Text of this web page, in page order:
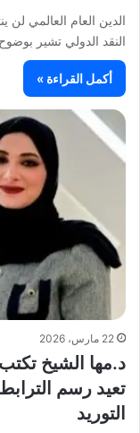
الدين العام العالمي
النقد الدولي تشير
أكمل القراءة »
22 مارس، 2026
د.مها الشيخ
تعيد رسم
التوريد